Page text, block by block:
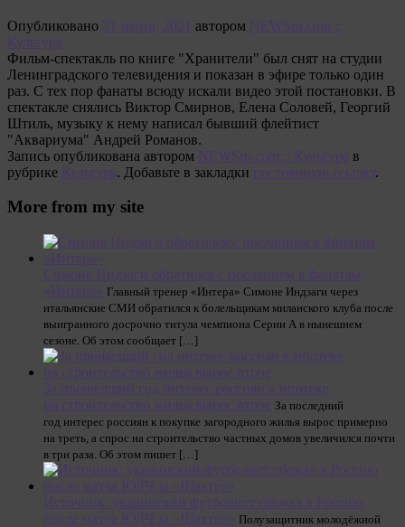
Опубликовано 31 марта, 2021 автором NEWSru.com ::
Культура
Фильм-спектакль по книге "Хранители" был снят на студии
Ленинградского телевидения и показан в эфире только один
раз. С тех пор фанаты всюду искали видео этой постановки. В
спектакле снялись Виктор Смирнов, Елена Соловей, Георгий
Штиль, музыку к нему написал бывший флейтист
"Аквариума" Андрей Романов.
Запись опубликована автором NEWSru.com :: Культура в
рубрике Культура. Добавьте в закладки постоянную ссылку.
More from my site
Симоне Индзаги обратился с посланием к фанатам
«Интера» Главный тренер «Интера» Симоне Индзаги через
итальянские СМИ обратился к болельщикам миланского клуба после
выигранного досрочно титула чемпиона Серии А в нынешнем
сезоне. Об этом сообщает […]
За прошедший год интерес россиян к ипотеке
на строительство жилья вырос втрое За последний
год интерес россиян к покупке загородного жилья вырос примерно
на треть, а спрос на строительство частных домов увеличился почти
в три раза. Об этом пишет […]
Источник: украинский футболист сбежал в Россию
после матча ЮЛЧ за «Шахтер» Полузащитник молодёжной